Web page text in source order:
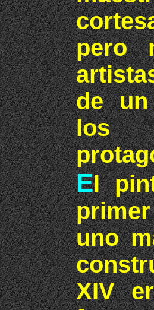
pero
de un
los
El
uno
XIV